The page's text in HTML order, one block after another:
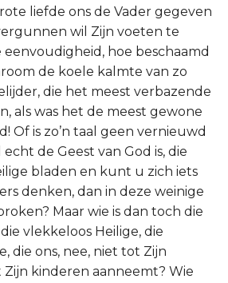
liefde ons de Vader gegeven
wil Zijn voeten te
eenvoudigheid, hoe beschaamd
de koele kalmte van zo
die het meest verbazende
als was het de meest gewone
Of is zo’n taal geen vernieuwd
de Geest van God is, die
bladen en kunt u zich iets
denken, dan in deze weinige
Maar wie is dan toch die
vlekkeloos Heilige, die
die ons, nee, niet tot Zijn
kinderen aanneemt? Wie